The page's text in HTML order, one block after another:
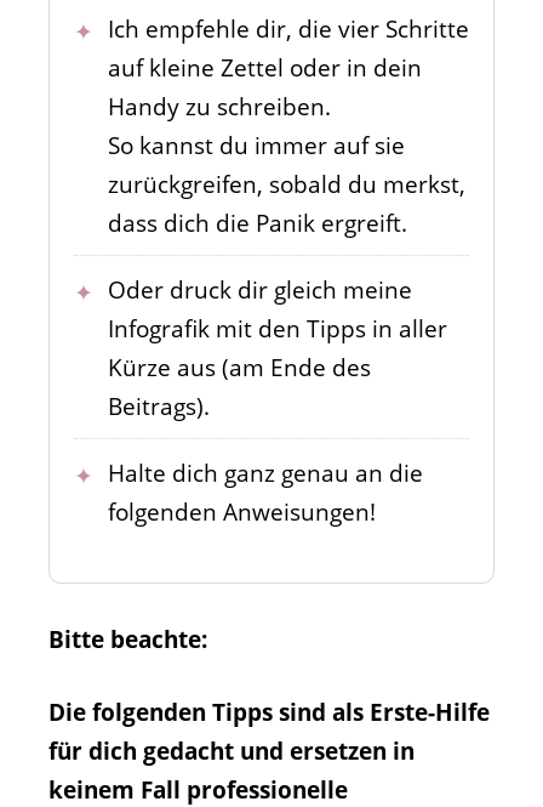
Ich empfehle dir, die vier Schritte
auf kleine Zettel oder in dein
Handy zu schreiben.
So kannst du immer auf sie
zurückgreifen, sobald du merkst,
dass dich die Panik ergreift.
Oder druck dir gleich meine
Infografik mit den Tipps in aller
Kürze aus (am Ende des
Beitrags).
Halte dich ganz genau an die
folgenden Anweisungen!
Bitte beachte:
Die folgenden Tipps sind als Erste-Hilfe
für dich gedacht und ersetzen in
keinem Fall professionelle